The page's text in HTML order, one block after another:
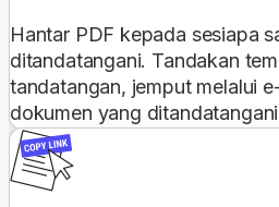
Hantar PDF kepada sesiapa
ditandatangani. Tandakan
tandatangan, jemput melalui
dokumen yang